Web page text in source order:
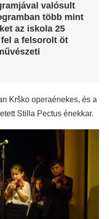
valósult
több mint
az iskola 25
a felsorolt öt
Krško operaénekes, és a
Stilla Pectus énekkar.